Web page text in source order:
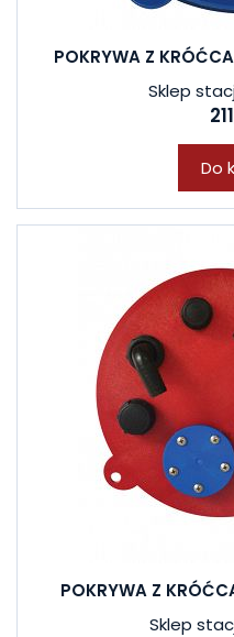
POKRYWA Z
Sklep
Do
POKRYWA Z
Sklep